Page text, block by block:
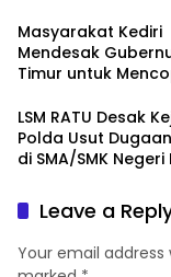
Marakanya Pungli
Korupsi di Cabang
Pendidikan Kediri
Masyarakat Kediri
Mendesak
Timur untuk
Carut Marutnya
di Kediri
LSM RATU Desak
Polda Usut
di SMA/SMK Negeri
Leave a
Your email address